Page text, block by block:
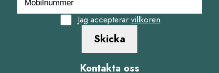
Jag accepterar villkoren
Skicka
Kontakta oss